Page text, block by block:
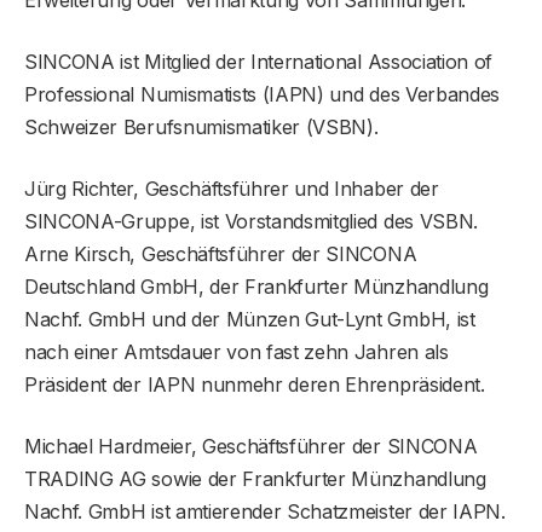
SINCONA ist Mitglied der International Association of
Professional Numismatists (IAPN) und des Verbandes
Schweizer Berufsnumismatiker (VSBN).
Jürg Richter, Geschäftsführer und Inhaber der
SINCONA-Gruppe, ist Vorstandsmitglied des VSBN.
Arne Kirsch, Geschäftsführer der SINCONA
Deutschland GmbH, der Frankfurter Münzhandlung
Nachf. GmbH und der Münzen Gut-Lynt GmbH, ist
nach einer Amtsdauer von fast zehn Jahren als
Präsident der IAPN nunmehr deren Ehrenpräsident.
Michael Hardmeier, Geschäftsführer der SINCONA
TRADING AG sowie der Frankfurter Münzhandlung
Nachf. GmbH ist amtierender Schatzmeister der IAPN.